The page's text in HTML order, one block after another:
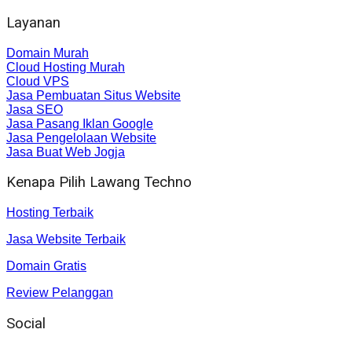
Layanan
Domain Murah
Cloud Hosting Murah
Cloud VPS
Jasa Pembuatan Situs Website
Jasa SEO
Jasa Pasang Iklan Google
Jasa Pengelolaan Website
Jasa Buat Web Jogja
Kenapa Pilih Lawang Techno
Hosting Terbaik
Jasa Website Terbaik
Domain Gratis
Review Pelanggan
Social